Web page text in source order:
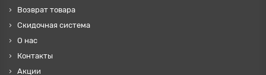
Возврат товара
Скидочная система
О нас
Контакты
Акции